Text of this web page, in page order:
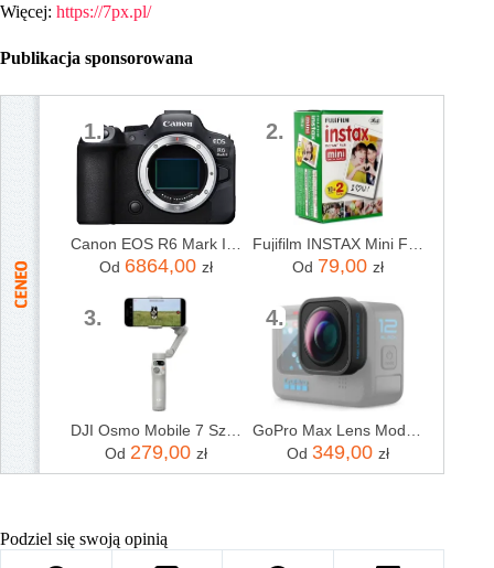
Więcej: https://7px.pl/
Publikacja sponsorowana
1.
Od 6864,00zł
2.
Od 79,00zł
3.
Od 279,00zł
4.
Od 349,00zł
Podziel się swoją opinią